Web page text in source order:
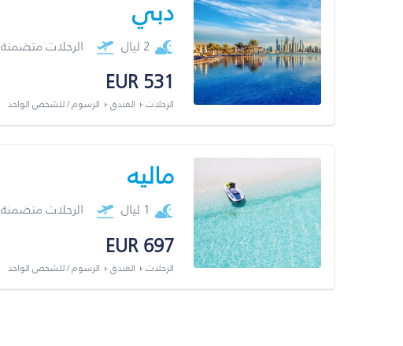
دبي
2 ليال الرحلات متضمنة
EUR 531
الرحلات + الفندق + الرسوم / للشخص الواحد
ماليه
1 ليال الرحلات متضمنة
EUR 697
الرحلات + الفندق + الرسوم / للشخص الواحد